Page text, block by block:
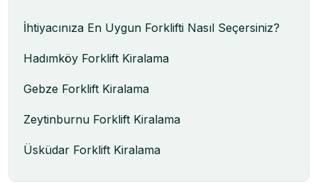
İhtiyacınıza En Uygun Forklifti Nasıl Seçersiniz?
Hadımköy Forklift Kiralama
Gebze Forklift Kiralama
Zeytinburnu Forklift Kiralama
Üsküdar Forklift Kiralama